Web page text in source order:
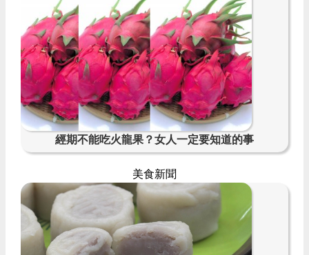
經期不能吃火龍果？女人一定要知道的事
美食新聞